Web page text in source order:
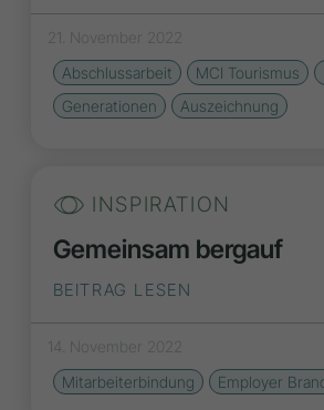
21. November 2022
Abschlussarbeit
MCI Tourismus
Generationen
Auszeichnung
INSPIRATION
Gemeinsam bergauf
BEITRAG LESEN
14. November 2022
Mitarbeiterbindung
Employer